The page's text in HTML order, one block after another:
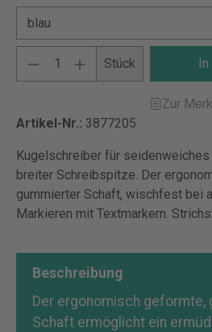
Stück In
Zur
Artikel-Nr.: 3877205
Kugelschreiber für
breiter Schreibspitze. Der
gummierter Schaft, wischfest bei
Markieren mit Textmarkern.
Beschreibung
Der ergonomisch geformte,
Schaft ermöglicht ein